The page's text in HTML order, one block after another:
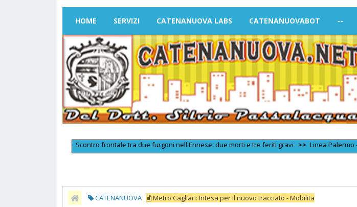
HOME SERVIZI CATENANUOVA LABS CATENANUOVABOT --
Scontro frontale tra due furgoni nell'Ennese: due morti e tre feriti gravi >> Linea Palermo –
CATENANUOVA Metro Cagliari: Intesa per il nuovo tracciato - Mobilita